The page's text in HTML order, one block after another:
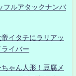
フルアタックナンバ
イタチにラリアッ
イバー
ゃん人形！豆腐メ